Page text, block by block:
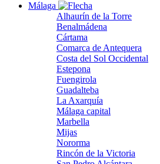
Málaga
Alhaurín de la Torre
Benalmádena
Cártama
Comarca de Antequera
Costa del Sol Occidental
Estepona
Fuengirola
Guadalteba
La Axarquía
Málaga capital
Marbella
Mijas
Nororma
Rincón de la Victoria